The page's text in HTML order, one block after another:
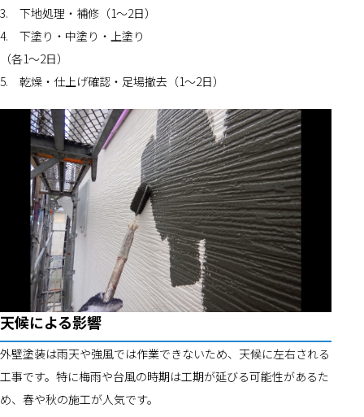
3.	下地処理・補修（1〜2日）
4.	下塗り・中塗り・上塗り
（各1〜2日）
5.	乾燥・仕上げ確認・足場撤去（1〜2日）
天候による影響
外壁塗装は雨天や強風では作業できないため、天候に左右される
工事です。特に梅雨や台風の時期は工期が延びる可能性があるた
め、春や秋の施工が人気です。